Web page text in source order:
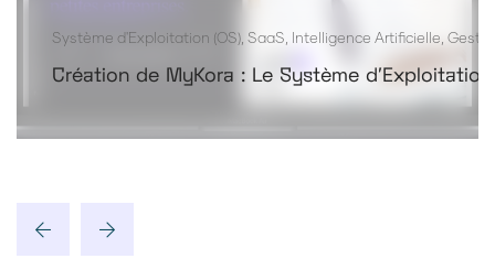
Système d'Exploitation (OS), SaaS, Intelligence Artificielle,
Création de MyKora : Le Système